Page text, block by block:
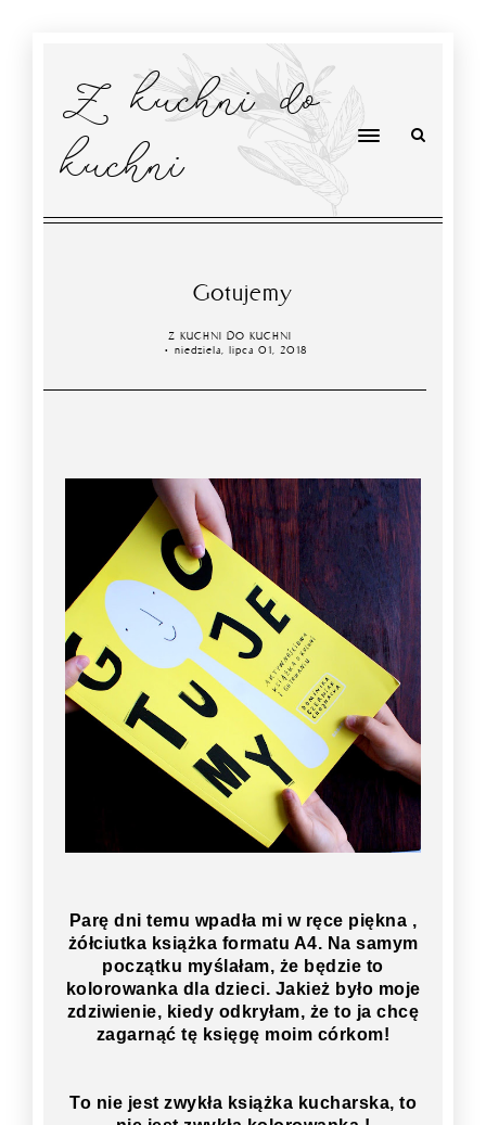
Z kuchni do
kuchni
Gotujemy
Z KUCHNI DO KUCHNI
niedziela, lipca 01, 2018
Parę dni temu wpadła mi w ręce piękna ,
żółciutka książka formatu A4. Na samym
początku myślałam, że będzie to
kolorowanka dla dzieci. Jakież było moje
zdziwienie, kiedy odkryłam, że to ja chcę
zagarnąć tę księgę moim córkom!
To nie jest zwykła książka kucharska, to